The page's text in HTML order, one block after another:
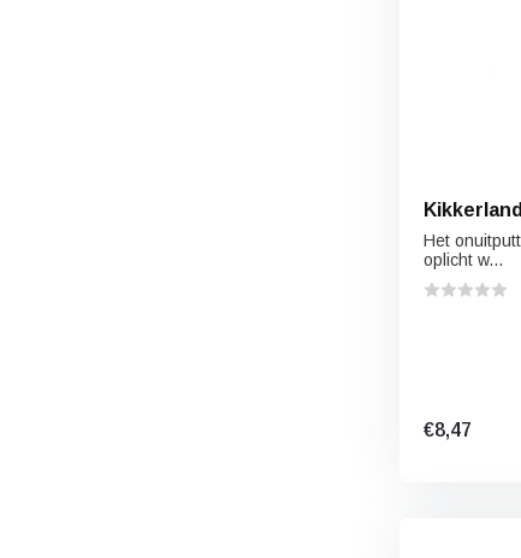
Het
oplicht w...
€8,47